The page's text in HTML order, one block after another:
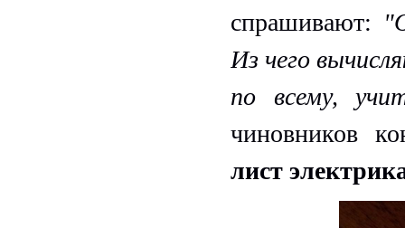
спрашивают:
Из чего
по всему,
чиновников
лист